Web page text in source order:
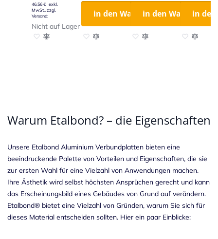
46,56 €
Nicht auf Lager
Zur Wunschliste hinzufügen
Zur Vergleichsliste hinzufügen
in den Warenkorb
Zur Wunschliste hinzufügen
Zur Vergleichsliste hinzufügen
in den Warenkorb
Zur Wunschliste hinzufügen
Zur Vergleichsliste
in
ZurZur
Warum Etalbond? – die Eigenschaften
Unsere Etalbond Aluminium Verbundplatten bieten eine
beeindruckende Palette von Vorteilen und Eigenschaften, die sie
zur ersten Wahl für eine Vielzahl von Anwendungen machen.
Ihre Ästhetik wird selbst höchsten Ansprüchen gerecht und kann
das Erscheinungsbild eines Gebäudes von Grund auf verändern.
Etalbond® bietet eine Vielzahl von Gründen, warum Sie sich für
dieses Material entscheiden sollten. Hier ein paar Einblicke: